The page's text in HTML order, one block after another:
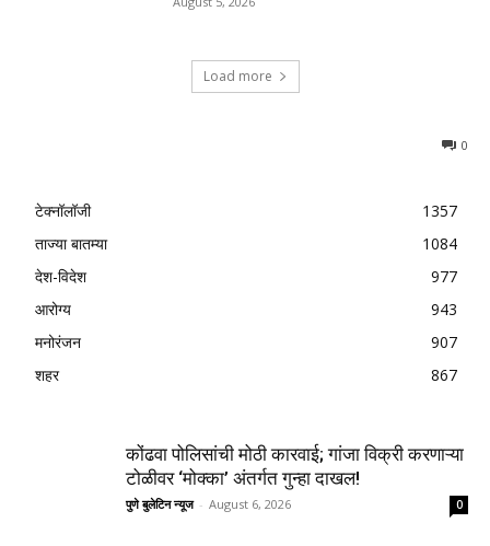
Load more
0
टेक्नॉलॉजी
1357
ताज्या बातम्या
1084
देश-विदेश
977
आरोग्य
943
मनोरंजन
907
शहर
867
कोंढवा पोलिसांची मोठी कारवाई; गांजा विक्री करणाऱ्या
टोळीवर ‘मोक्का’ अंतर्गत गुन्हा दाखल!
पुणे बुलेटिन न्यूज - August 6, 2026 0